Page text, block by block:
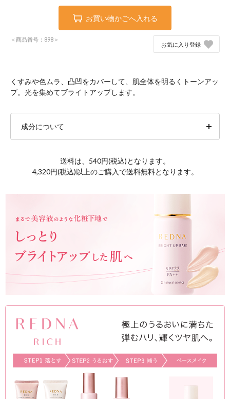
お買い物かごへ入れる
＜商品番号：898＞
お気に入り登録
くすみや色ムラ、凸凹をカバーして、肌全体を明るくトーンアッ
プ。光を集めてブライトアップします。
成分について